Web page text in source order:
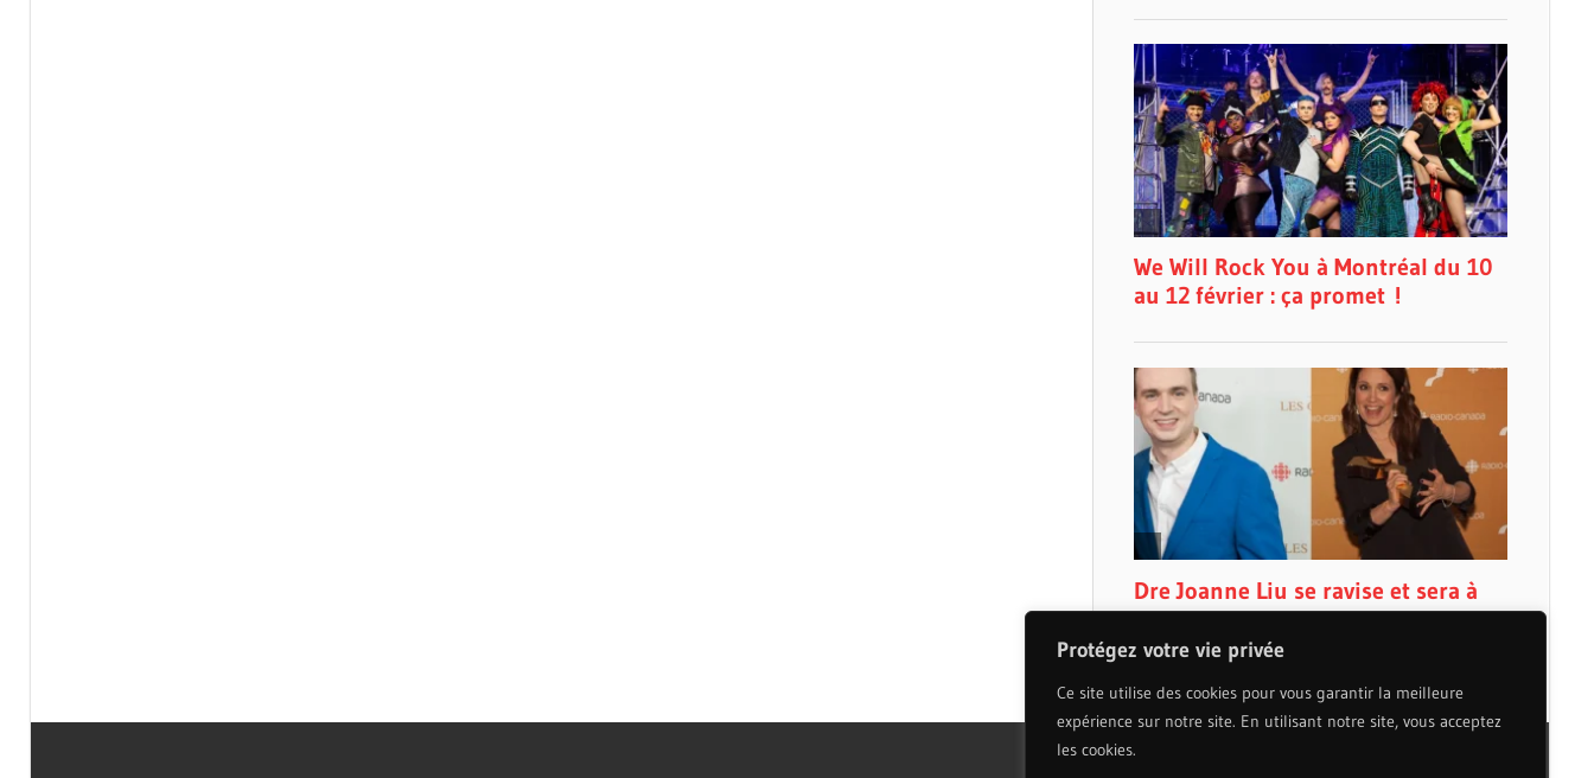
Protégez votre vie privée
Ce site utilise des cookies pour vous garantir la meilleure
expérience sur notre site. En utilisant notre site, vous acceptez
les cookies.